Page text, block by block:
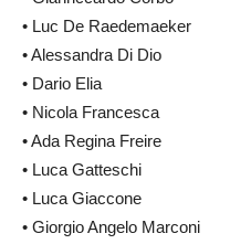
• Luc De Raedemaeker
• Alessandra Di Dio
• Dario Elia
• Nicola Francesca
• Ada Regina Freire
• Luca Gatteschi
• Luca Giaccone
• Giorgio Angelo Marconi